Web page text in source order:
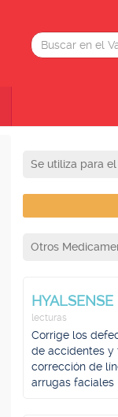
Se utiliza para
Otros
HYALSENSE
lecturas
Corrige los
de accidentes y
corrección de
arrugas faciales